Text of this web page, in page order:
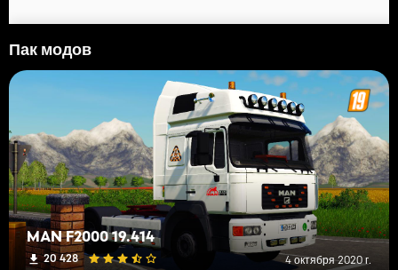
Пак модов
MAN F2000 19.414
20 428 4 октября 2020 г.